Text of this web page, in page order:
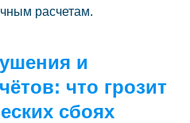
расчетам.
и
что грозит
сбоях